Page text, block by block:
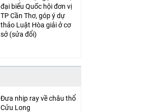
đại biểu Quốc hội đơn vị
TP Cần Thơ, góp ý dự
thảo Luật Hòa giải ở cơ
sở (sửa đổi)
Đưa nhịp ray về châu thổ
Cửu Long